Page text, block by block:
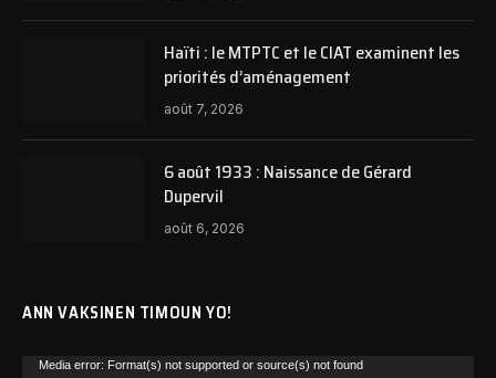
Haïti : le MTPTC et le CIAT examinent les
priorités d’aménagement
août 7, 2026
6 août 1933 : Naissance de Gérard
Dupervil
août 6, 2026
ANN VAKSINEN TIMOUN YO!
Lecteur
Media error: Format(s) not supported or source(s) not found